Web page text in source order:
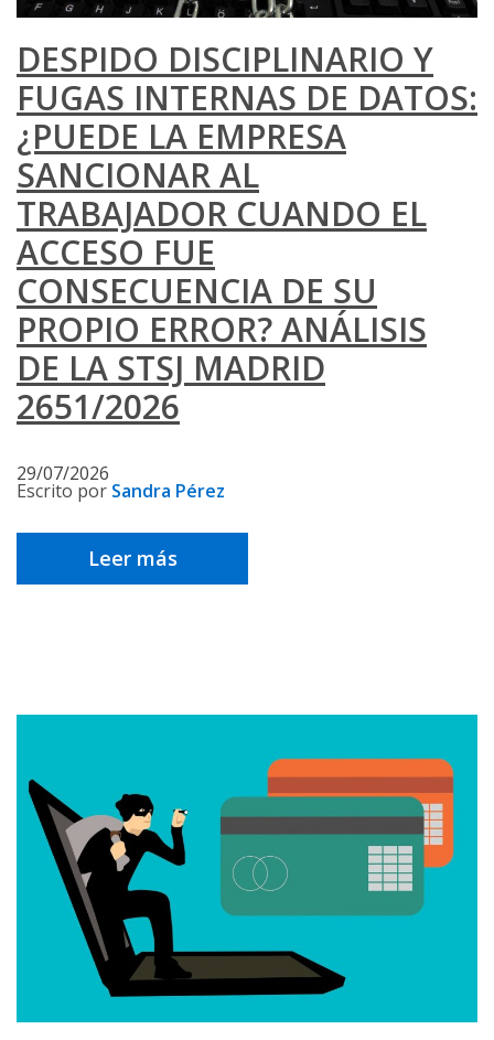
DESPIDO DISCIPLINARIO Y
FUGAS INTERNAS DE DATOS:
¿PUEDE LA EMPRESA
SANCIONAR AL
TRABAJADOR CUANDO EL
ACCESO FUE
CONSECUENCIA DE SU
PROPIO ERROR? ANÁLISIS
DE LA STSJ MADRID
2651/2026
29/07/2026
Escrito por Sandra Pérez
Leer más